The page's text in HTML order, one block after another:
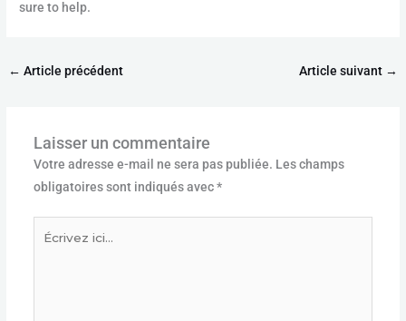
sure to help.
← Article précédent Article suivant →
Laisser un commentaire
Votre adresse e-mail ne sera pas publiée. Les champs
obligatoires sont indiqués avec*